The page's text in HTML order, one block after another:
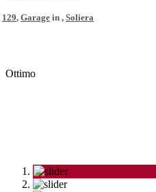
129, Garage in , Soliera
Ottimo